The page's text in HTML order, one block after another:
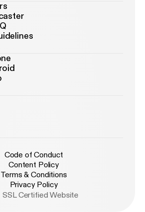
Code of Conduct
Content Policy
Terms & Conditions
Privacy Policy
SSL Certified Website